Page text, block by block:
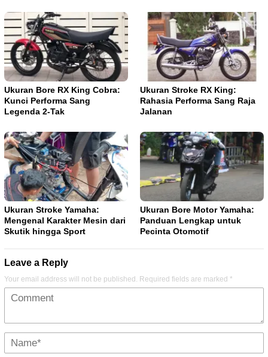
Ukuran Bore RX King Cobra:
Kunci Performa Sang
Legenda 2-Tak
Ukuran Stroke RX King:
Rahasia Performa Sang Raja
Jalanan
Ukuran Stroke Yamaha:
Mengenal Karakter Mesin dari
Skutik hingga Sport
Ukuran Bore Motor Yamaha:
Panduan Lengkap untuk
Pecinta Otomotif
Leave a Reply
Your email address will not be published. Required fields are marked *